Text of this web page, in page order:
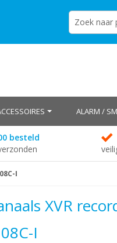
ALARM /
besteld
I
XVR
I